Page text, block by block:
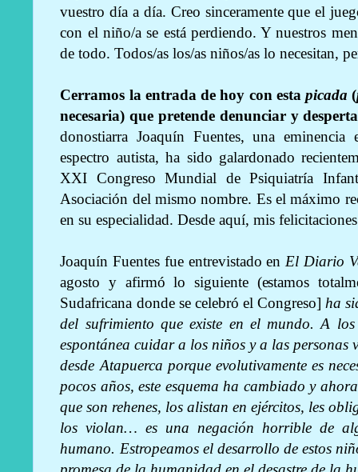
vuestro día a día. Creo sinceramente que el
con el niño/a se está perdiendo. Y nuestros
de todo. Todos/as los/as niños/as lo necesitan,
Cerramos la entrada de hoy con esta picada (
necesaria) que pretende denunciar y
donostiarra Joaquín Fuentes, una
espectro autista, ha sido galardonado
XXI Congreso Mundial de Psiquiatría
Asociación del mismo nombre. Es el máximo
en su especialidad. Desde aquí, mis
Joaquín Fuentes fue entrevistado en El Diario
agosto y afirmó lo siguiente (estamos
Sudafricana donde se celebró el Congreso] ha
del sufrimiento que existe en el mundo. A
espontánea cuidar a los niños y a las personas
desde Atapuerca porque evolutivamente es
pocos años, este esquema ha cambiado y
que son rehenes, los alistan en ejércitos, les
los violan… es una negación horrible de
humano. Estropeamos el desarrollo de estos